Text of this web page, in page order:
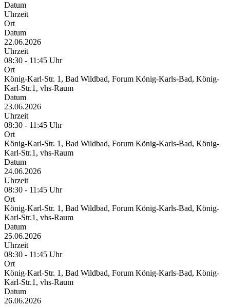
Datum
Uhrzeit
Ort
Datum
22.06.2026
Uhrzeit
08:30 - 11:45 Uhr
Ort
König-Karl-Str. 1, Bad Wildbad, Forum König-Karls-Bad, König-
Karl-Str.1, vhs-Raum
Datum
23.06.2026
Uhrzeit
08:30 - 11:45 Uhr
Ort
König-Karl-Str. 1, Bad Wildbad, Forum König-Karls-Bad, König-
Karl-Str.1, vhs-Raum
Datum
24.06.2026
Uhrzeit
08:30 - 11:45 Uhr
Ort
König-Karl-Str. 1, Bad Wildbad, Forum König-Karls-Bad, König-
Karl-Str.1, vhs-Raum
Datum
25.06.2026
Uhrzeit
08:30 - 11:45 Uhr
Ort
König-Karl-Str. 1, Bad Wildbad, Forum König-Karls-Bad, König-
Karl-Str.1, vhs-Raum
Datum
26.06.2026